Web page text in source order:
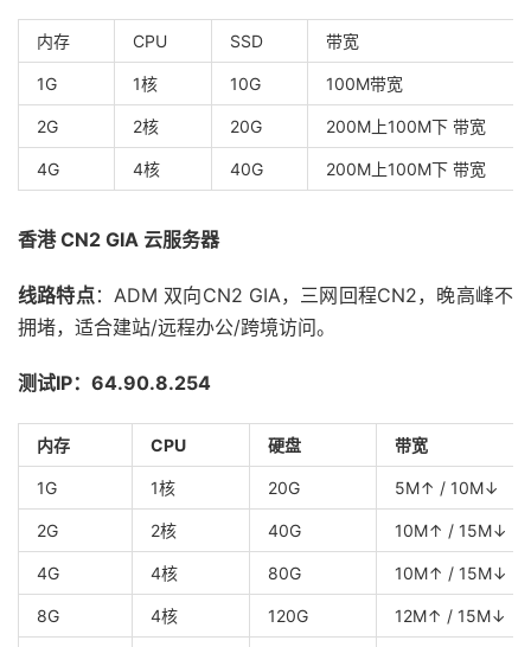
内存 CPU SSD 带宽
1G 1核 10G 100M带宽
2G 2核 20G 200M上100M下 带宽
4G 4核 40G 200M上100M下 带宽
香港 CN2 GIA 云服务器
线路特点：ADM 双向CN2 GIA，三网回程CN2，晚高峰不
拥堵，适合建站/远程办公/跨境访问。
测试IP：64.90.8.254
内存 CPU 硬盘 带宽
1G 1核 20G 5M↑ / 10M↓
2G 2核 40G 10M↑ / 15M↓
4G 4核 80G 10M↑ / 15M↓
8G 4核 120G 12M↑ / 15M↓